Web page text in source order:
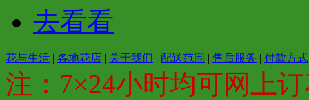
去看看
花与生活 | 各地花店 | 关于我们 | 配送范围 | 售后服务 | 付款方式
注：7×24小时均可网上